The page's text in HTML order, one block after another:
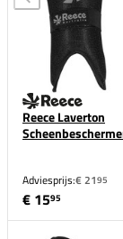
Reece Laverton
Adviesprijs:€ 2195
€ 1595